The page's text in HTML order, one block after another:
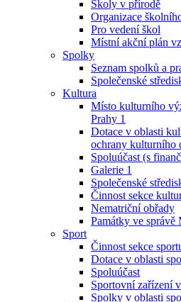
Školy v přírodě
Organizace
Pro vedení škol
Místní akční plán
Spolky
Seznam spolků a
Společenské
Kultura
Místo kulturního
Prahy 1
Dotace v oblasti
ochrany kulturního
Spoluúčast (s
Galerie 1
Společenské
Činnost sekce
Nematriční obřady
Památky ve správě
Sport
Činnost sekce
Dotace v oblasti
Spoluúčast
Sportovní zařízení v
Spolky v oblasti